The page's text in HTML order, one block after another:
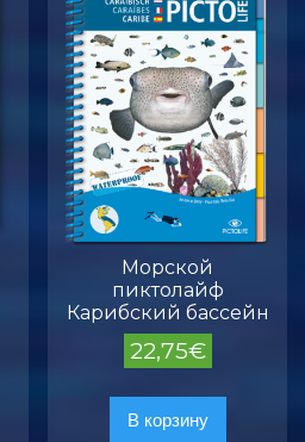
Морской
пиктолайф
Карибский бассейн
22,75€
В корзину